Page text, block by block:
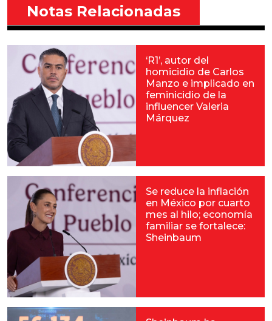
Notas Relacionadas
‘R1’, autor del
homicidio de Carlos
Manzo e implicado en
feminicidio de la
influencer Valeria
Márquez
Se reduce la inflación
en México por cuarto
mes al hilo; economía
familiar se fortalece:
Sheinbaum